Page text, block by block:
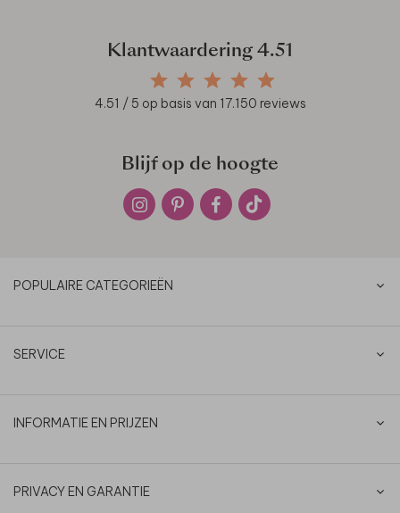
Klantwaardering 4.51
4.51 / 5 op basis van 17.150 reviews
Blijf op de hoogte
POPULAIRE CATEGORIEËN
SERVICE
INFORMATIE EN PRIJZEN
PRIVACY EN GARANTIE